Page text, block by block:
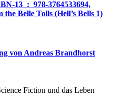
Whom the Belle Tolls (Hell’s Bells 1)
von Andreas Brandhorst
Fiction und das Leben